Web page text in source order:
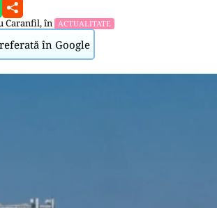
Caranfil, în ACTUALITATE
în Google